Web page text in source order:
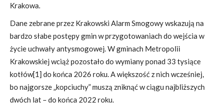
Krakowa.
Dane zebrane przez Krakowski Alarm Smogowy wskazują na
bardzo słabe postępy gmin w przygotowaniach do wejścia w
życie uchwały antysmogowej. W gminach Metropolii
Krakowskiej wciąż pozostało do wymiany ponad 33 tysiące
kotłów[1] do końca 2026 roku. A większość z nich wcześniej,
bo najgorsze „kopciuchy” muszą zniknąć w ciągu najbliższych
dwóch lat – do końca 2022 roku.